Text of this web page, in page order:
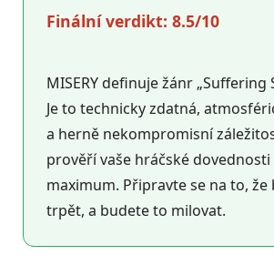
Finální verdikt: 8.5/10
MISERY definuje žánr „Suffering
Je to technicky zdatná,
a herně nekompromisní
prověří vaše hráčské dovednosti
maximum. Připravte se na to, že
trpět, a budete to milovat.